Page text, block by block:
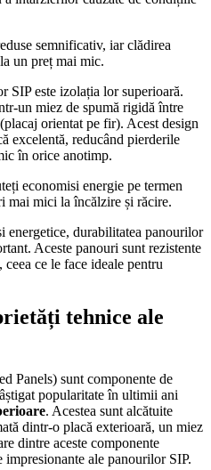
semnificativ, iar clădirea
un preț mai mic.
SIP este izolația lor superioară.
un miez de spumă rigidă între
orientat pe fir). Acest design
excelentă, reducând pierderile
în orice anotimp.
economisi energie pe termen
mai mici la încălzire și răcire.
energetice, durabilitatea panourilor
Aceste panouri sunt rezistente
ce le face ideale pentru
tehnice ale
Panels) sunt componente de
popularitate în ultimii ani
. Acestea sunt alcătuite
dintr-o placă exterioară, un miez
dintre aceste componente
ale panourilor SIP.